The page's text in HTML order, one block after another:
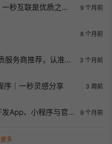
秒互联是优质之
9 个月前
8 个月前
服务商推荐，认准这
3 个月前
序｜一秒灵感分享 3 周前
App、小程序与官
9 个月前
多